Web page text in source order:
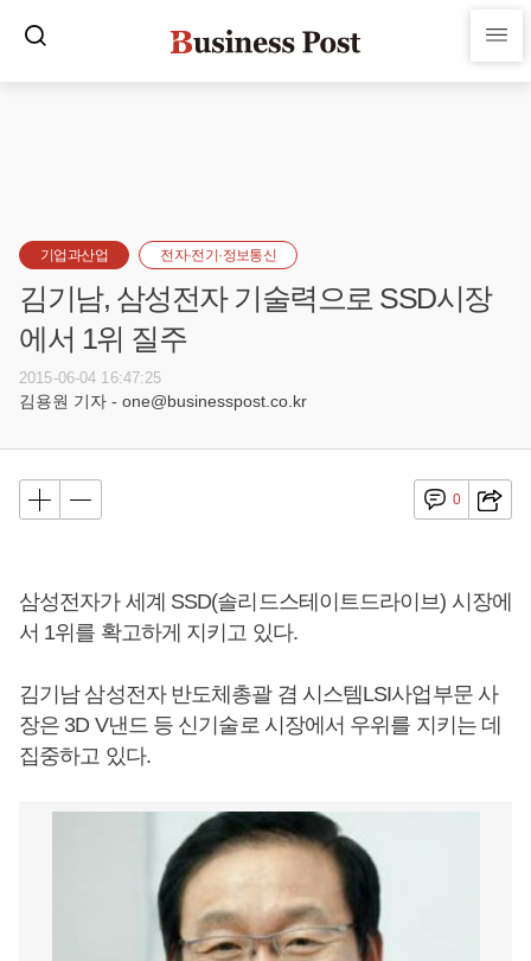
기업과산업 전자·전기·정보통신
김기남, 삼성전자 기술력으로 SSD시장
에서 1위 질주
2015-06-04 16:47:25
김용원 기자 - one@businesspost.co.kr
0
삼성전자가 세계 SSD(솔리드스테이트드라이브) 시장에
서 1위를 확고하게 지키고 있다.
김기남 삼성전자 반도체총괄 겸 시스템LSI사업부문 사
장은 3D V낸드 등 신기술로 시장에서 우위를 지키는 데
집중하고 있다.